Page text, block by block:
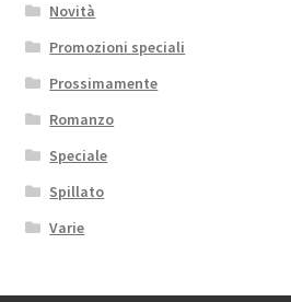
Novità
Promozioni speciali
Prossimamente
Romanzo
Speciale
Spillato
Varie